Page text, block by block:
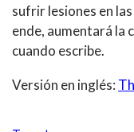
sufrir lesiones en
ende, aumentará la
cuando escribe.
Versión en inglés: